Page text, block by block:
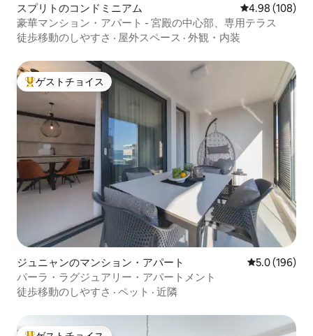
スプリトのコンドミニアム レビュー108
4.98 (108)
豪華マンション・アパート - 宮殿の中心部、専用テラス
徒歩移動のしやすさ · 屋外スペース · 外観・内装
大好評のゲストチョイスです。
ゲストチョイス
ジュニャンのマンション・アパート レビュー196
5.0 (196)
パーラ・ラグジュアリー・アパートメント
徒歩移動のしやすさ · ペット · 近隣